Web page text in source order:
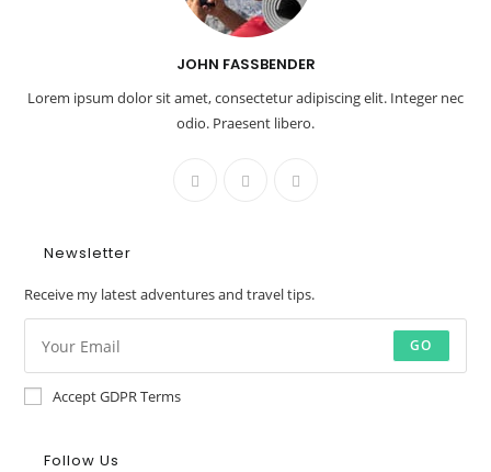
JOHN FASSBENDER
Lorem ipsum dolor sit amet, consectetur adipiscing elit. Integer nec
odio. Praesent libero.
Newsletter
Receive my latest adventures and travel tips.
GO
Accept GDPR Terms
Follow Us